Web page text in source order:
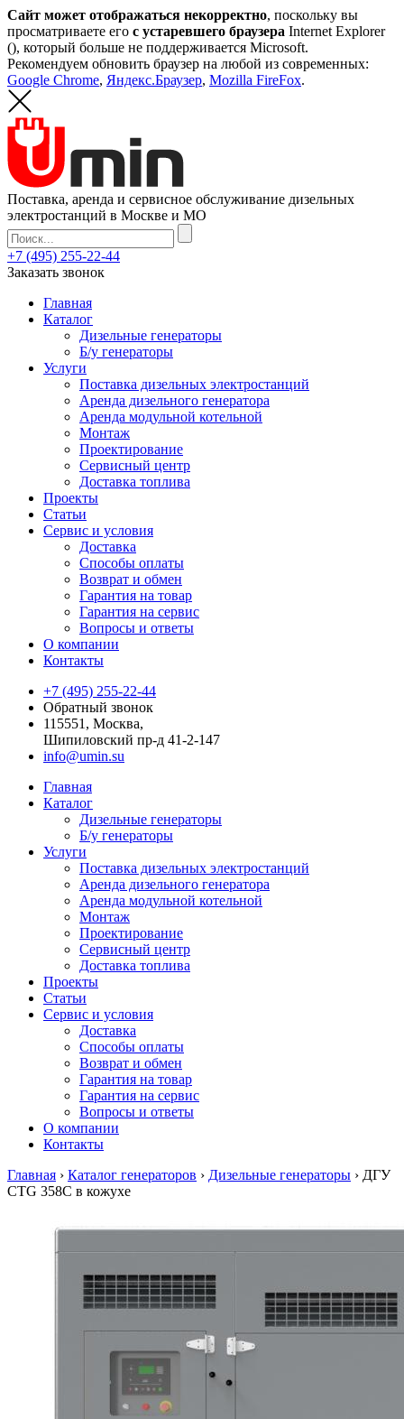
Сайт может отображаться некорректно, поскольку вы
просматриваете его с устаревшего браузера Internet Explorer
(), который больше не поддерживается Microsoft.
Рекомендуем обновить браузер на любой из современных:
Google Chrome, Яндекс.Браузер, Mozilla FireFox.
Поставка, аренда и сервисное обслуживание дизельных
электростанций в Москве и МО
+7 (495) 255-22-44
Заказать звонок
Главная
Каталог
Дизельные генераторы
Б/у генераторы
Услуги
Поставка дизельных электростанций
Аренда дизельного генератора
Аренда модульной котельной
Монтаж
Проектирование
Сервисный центр
Доставка топлива
Проекты
Статьи
Сервис и условия
Доставка
Способы оплаты
Возврат и обмен
Гарантия на товар
Гарантия на сервис
Вопросы и ответы
О компании
Контакты
+7 (495) 255-22-44
Обратный звонок
115551, Москва,
Шипиловский пр-д 41-2-147
info@umin.su
Главная
Каталог
Дизельные генераторы
Б/у генераторы
Услуги
Поставка дизельных электростанций
Аренда дизельного генератора
Аренда модульной котельной
Монтаж
Проектирование
Сервисный центр
Доставка топлива
Проекты
Статьи
Сервис и условия
Доставка
Способы оплаты
Возврат и обмен
Гарантия на товар
Гарантия на сервис
Вопросы и ответы
О компании
Контакты
Главная › Каталог генераторов › Дизельные генераторы › ДГУ
CTG 358C в кожухе